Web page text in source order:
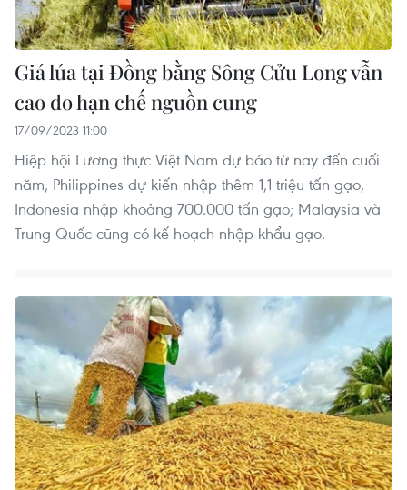
Giá lúa tại Đồng bằng Sông Cửu Long vẫn
cao do hạn chế nguồn cung
17/09/2023 11:00
Hiệp hội Lương thực Việt Nam dự báo từ nay đến cuối
năm, Philippines dự kiến nhập thêm 1,1 triệu tấn gạo,
Indonesia nhập khoảng 700.000 tấn gạo; Malaysia và
Trung Quốc cũng có kế hoạch nhập khẩu gạo.